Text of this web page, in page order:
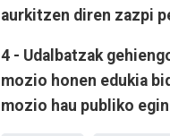
aurkitzen diren zazpi
4 - Udalbatzak
mozio honen edukia
mozio hau publiko